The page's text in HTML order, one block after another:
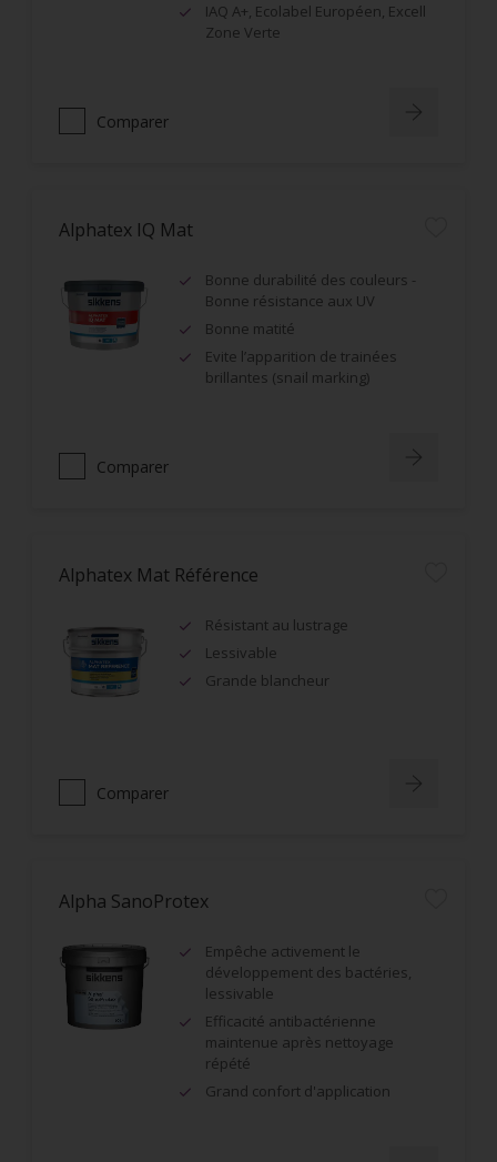
IAQ A+, Ecolabel Européen, Excell
Zone Verte
Comparer
Alphatex IQ Mat
Bonne durabilité des couleurs -
Bonne résistance aux UV
Bonne matité
Evite l’apparition de trainées
brillantes (snail marking)
Comparer
Alphatex Mat Référence
Résistant au lustrage
Lessivable
Grande blancheur
Comparer
Alpha SanoProtex
Empêche activement le
développement des bactéries,
lessivable
Efficacité antibactérienne
maintenue après nettoyage
répété
Grand confort d'application